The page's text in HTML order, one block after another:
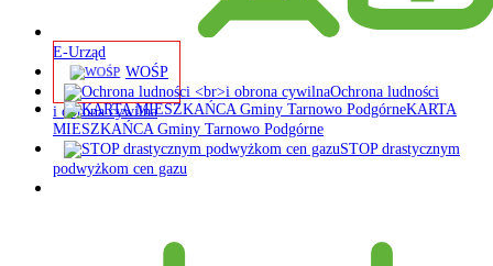
E-Urząd
WOŚP
Ochrona ludności
i obrona cywilna
KARTA
MIESZKAŃCA Gminy Tarnowo Podgórne
STOP drastycznym
podwyżkom cen gazu